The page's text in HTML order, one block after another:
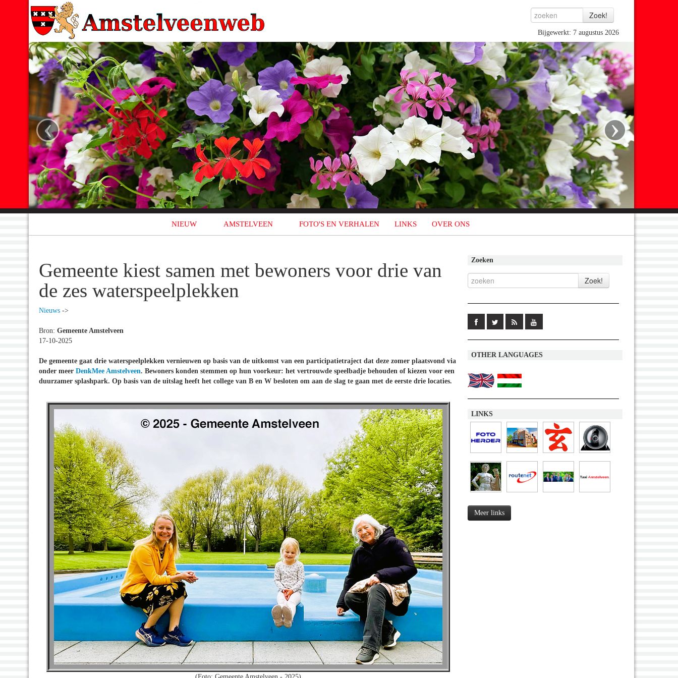
Bijgewerkt: 7 augustus 2026
‹ ›
NIEUW AMSTELVEEN FOTO'S EN VERHALEN LINKS OVER ONS
Gemeente kiest samen met bewoners voor drie van
de zes waterspeelplekken
Nieuws ->
Bron: Gemeente Amstelveen
17-10-2025
De gemeente gaat drie waterspeelplekken vernieuwen op basis van de uitkomst van een participatietraject dat deze zomer plaatsvond via
onder meer DenkMee Amstelveen. Bewoners konden stemmen op hun voorkeur: het vertrouwde speelbadje behouden of kiezen voor een
duurzamer splashpark. Op basis van de uitslag heeft het college van B en W besloten om aan de slag te gaan met de eerste drie locaties.
(Foto: Gemeente Amstelveen - 2025)
Zoeken
OTHER LANGUAGES
LINKS
Meer links